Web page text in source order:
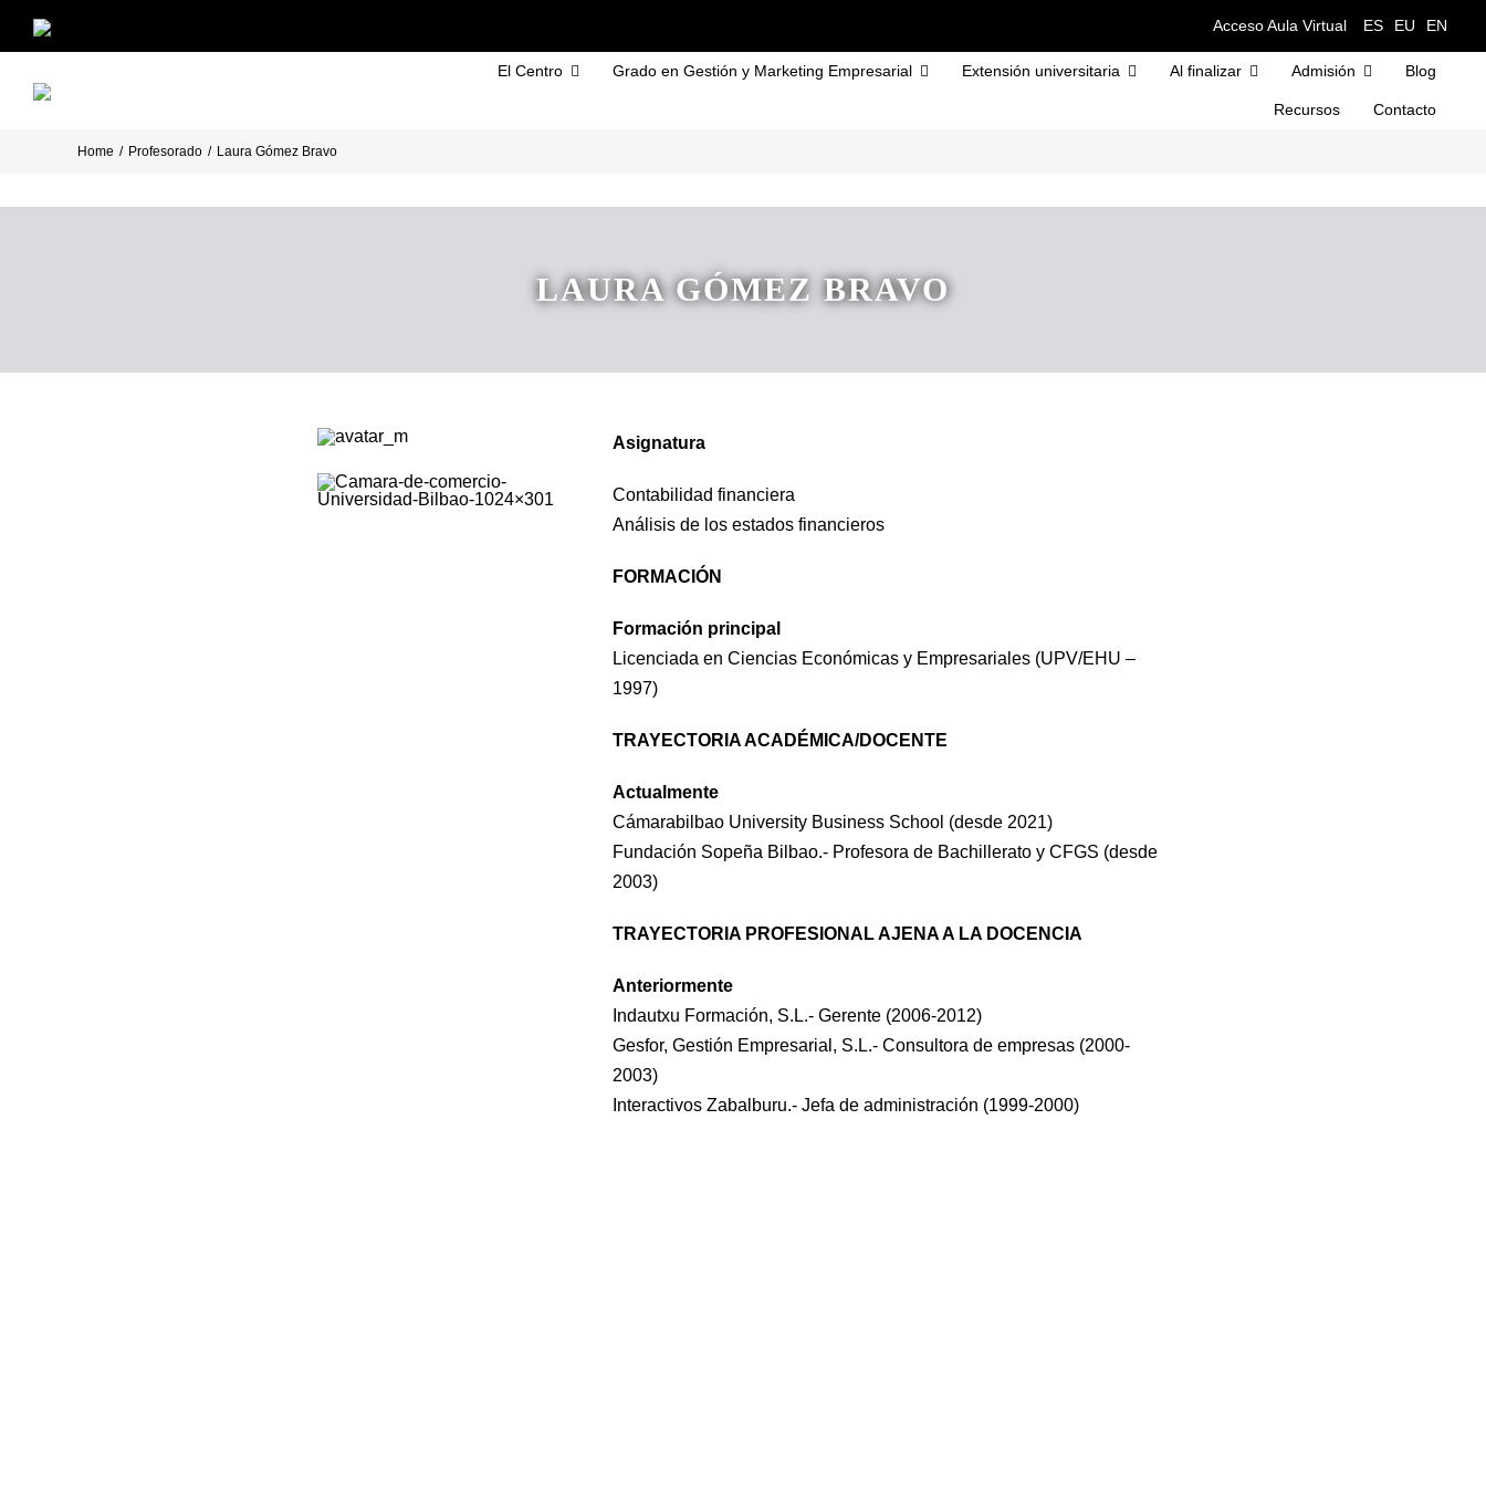
Acceso Aula Virtual ES EU EN
El Centro Grado en Gestión y Marketing Empresarial Extensión universitaria Al finalizar Admisión Blog
Recursos Contacto
Home / Profesorado / Laura Gómez Bravo
LAURA GÓMEZ BRAVO
Asignatura
Contabilidad financiera
Análisis de los estados financieros
FORMACIÓN
Formación principal
Licenciada en Ciencias Económicas y Empresariales (UPV/EHU –
1997)
TRAYECTORIA ACADÉMICA/DOCENTE
Actualmente
Cámarabilbao University Business School (desde 2021)
Fundación Sopeña Bilbao.- Profesora de Bachillerato y CFGS (desde
2003)
TRAYECTORIA PROFESIONAL AJENA A LA DOCENCIA
Anteriormente
Indautxu Formación, S.L.- Gerente (2006-2012)
Gesfor, Gestión Empresarial, S.L.- Consultora de empresas (2000-
2003)
Interactivos Zabalburu.- Jefa de administración (1999-2000)